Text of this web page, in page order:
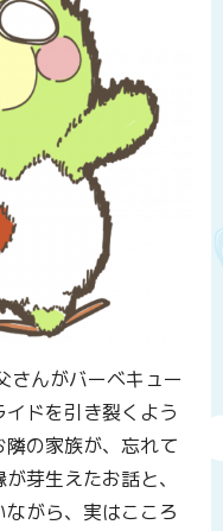
さんがバーベキュー
ドを引き裂くよう
の家族が、忘れて
芽生えたお話と、
がら、実はこころ